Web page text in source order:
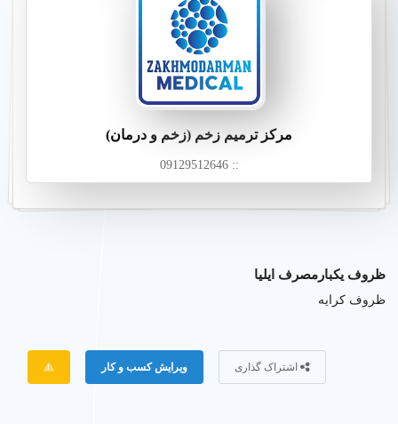
مرکز ترمیم زخم (زخم و درمان)
:: 09129512646
ظروف یکبارمصرف ایلیا
ظروف کرایه
اشتراک گذاری ویرایش کسب و کار